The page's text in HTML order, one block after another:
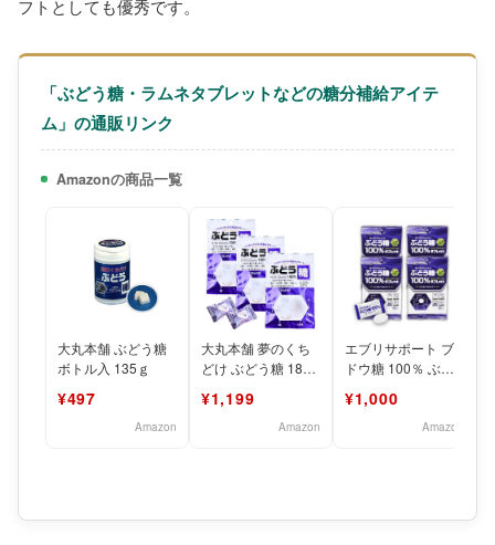
フトとしても優秀です。
「ぶどう糖・ラムネタブレットなどの糖分補給アイテ
ム」の通販リンク
Amazonの商品一覧
大丸本舗 ぶどう糖
ボトル入 135ｇ
¥497
Amazon
大丸本舗 夢のくち
どけ ぶどう糖 18粒
タブレット 勉強
¥1,199
Amazon
エブリサポート ブ
ドウ糖 100％ ぶど
160粒（40粒入×4
¥1,000
Amazon